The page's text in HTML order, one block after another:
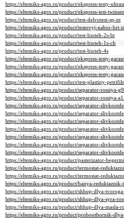
https://eltemiks-agro.ru/product/ekspress-testy-
https://eltemiks-agro.ru/product/ekspress-test-
https://eltemiks-agro.ru/product/test-delvotest-sp-nt
https://eltemiks-agro.ru/product/testovyj-nabor-brt-
https://eltemiks-agro.ru/product/test-bioteh-2s-bt
https://eltemiks-agro.ru/product/test-bioteh-1s-ch
https://eltemiks-agro.ru/product/test-bioteh-4s
https://eltemiks-agro.ru/product/ekspress-testy-
https://eltemiks-agro.ru/product/ekspress-testy-
https://eltemiks-agro.ru/product/ekspress-testy-
https://eltemiks-agro.ru/product/test-plastiny-
https://eltemiks-agro.ru/product/separator-rossiya-
https://eltemiks-agro.ru/product/separator-rossiya-
https://eltemiks-agro.ru/product/separator-
https://eltemiks-agro.ru/product/separator-
https://eltemiks-agro.ru/product/separator-
https://eltemiks-agro.ru/product/separator-
https://eltemiks-agro.ru/product/separator-
https://eltemiks-agro.ru/product/separator-
https://eltemiks-agro.ru/product/separator-
https://eltemiks-agro.ru/product/pasterizator-
https://eltemiks-agro.ru/product/termostat-
https://eltemiks-agro.ru/product/termostat-
https://eltemiks-agro.ru/product/banya-
https://eltemiks-agro.ru/product/shhup-dlya-
https://eltemiks-agro.ru/product/shhup-dlya-syra-
https://eltemiks-agro.ru/product/shhup-dlya-masla-
https://eltemiks-agro.ru/product/probootbornik-